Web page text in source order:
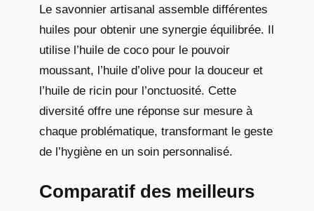
Le savonnier artisanal assemble différentes
huiles pour obtenir une synergie équilibrée. Il
utilise l’huile de coco pour le pouvoir
moussant, l’huile d’olive pour la douceur et
l’huile de ricin pour l’onctuosité. Cette
diversité offre une réponse sur mesure à
chaque problématique, transformant le geste
de l’hygiène en un soin personnalisé.
Comparatif des meilleurs